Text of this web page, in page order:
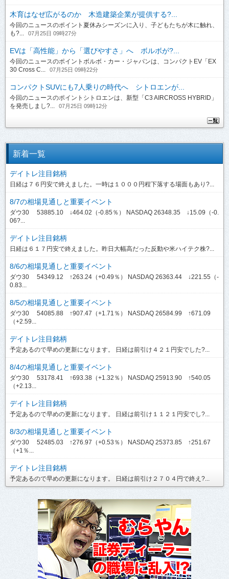
木育はなぜ広がるのか 木造建築企業が提供する?...
今回のニュースのポイント夏休みシーズンに入り、子どもたちが木に触れ、
も?...
07月25日 09時27分
EVは「高性能」から「選びやすさ」へ ボルボが?...
今回のニュースのポイントボルボ・カー・ジャパンは、コンパクトEV「EX
30 Cross C...
07月25日 09時22分
コンパクトSUVにも7人乗りの時代へ シトロエンが...
今回のニュースのポイントシトロエンは、新型「C3 AIRCROSS HYBRID」
を発売しまし?...
07月25日 09時12分
新着一覧
デイトレ注目銘柄
日経は７６円安で終えました。一時は１０００円程下落する場面もあり?...
8/7の相場見通しと重要イベント
ダウ30 53885.10 ↓464.02（-0.85％） NASDAQ 26348.35 ↓15.09（-0.
06?...
デイトレ注目銘柄
日経は６１７円安で終えました。昨日大幅高だった反動や米ハイテク株?...
8/6の相場見通しと重要イベント
ダウ30 54349.12 ↑263.24（+0.49％） NASDAQ 26363.44 ↓221.55（-
0.83...
8/5の相場見通しと重要イベント
ダウ30 54085.88 ↑907.47（+1.71％） NASDAQ 26584.99 ↑671.09
（+2.59...
デイトレ注目銘柄
予定あるので早めの更新になります。 日経は前引け４２１円安でした?...
8/4の相場見通しと重要イベント
ダウ30 53178.41 ↑693.38（+1.32％） NASDAQ 25913.90 ↑540.05
（+2.13...
デイトレ注目銘柄
予定あるので早めの更新になります。 日経は前引け１１２１円安でし?...
8/3の相場見通しと重要イベント
ダウ30 52485.03 ↑276.97（+0.53％） NASDAQ 25373.85 ↑251.67
（+1％...
デイトレ注目銘柄
予定あるので早めの更新になります。 日経は前引け２７０４円で終え?...